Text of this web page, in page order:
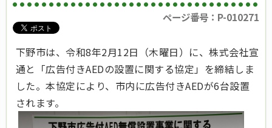
ページ番号：P-010271
下野市は、令和8年2月12日（木曜日）に、株式会社宣
通と「広告付きAEDの設置に関する協定」を締結しま
した。本協定により、市内に広告付きAEDが6台設置
されます。